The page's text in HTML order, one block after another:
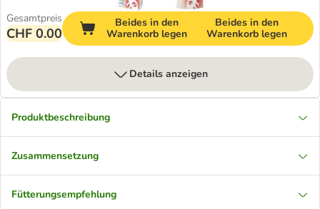
Gesamtpreis
CHF 0.00
Beides in den
Warenkorb legen
Beides in den
Warenkorb legen
Details anzeigen
Produktbeschreibung
Zusammensetzung
Fütterungsempfehlung